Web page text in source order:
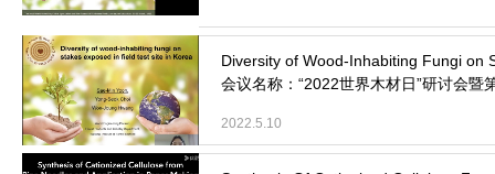
2022.5.11
会议名称：“2022世界木材日”研讨会
2022.5.10